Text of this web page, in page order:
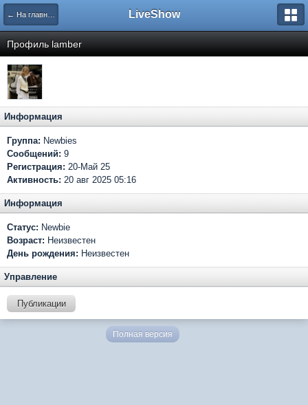
← На главную LiveShow
Профиль lamber
Информация
Группа: Newbies
Сообщений: 9
Регистрация: 20-Май 25
Активность: 20 авг 2025 05:16
Информация
Статус: Newbie
Возраст: Неизвестен
День рождения: Неизвестен
Управление
Публикации
Полная версия